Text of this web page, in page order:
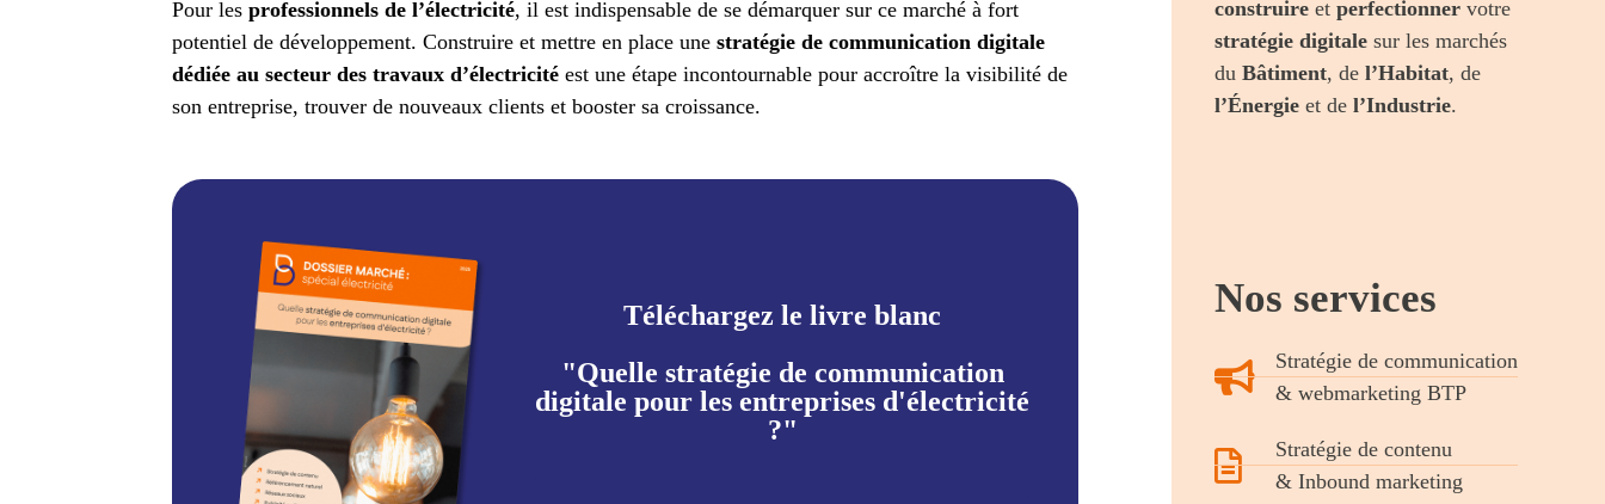
Pour lesprofessionnels de l’électricité, il est indispensable de se démarquer sur ce marché à fort
potentiel de développement. Construire et mettre en place unestratégie de communication digitale
dédiée au secteur des travaux d’électricitéest une étape incontournable pour accroître la visibilité de
son entreprise, trouver de nouveaux clients et booster sa croissance.
Téléchargez le livre blanc
"Quelle stratégie de communication
digitale pour les entreprises d'électricité
?"
construire etperfectionner votre
stratégie digitale sur les marchés
duBâtiment, del’Habitat, de
l’Énergie et del’Industrie.
Nos services
Stratégie de communication
& webmarketing BTP
Stratégie de contenu
& Inbound marketing